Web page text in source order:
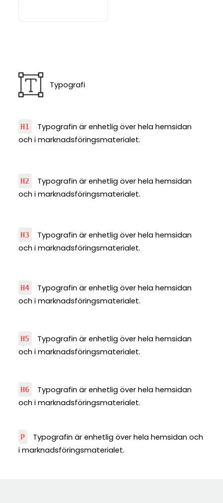
Typografi
H1
Typografin är enhetlig över hela hemsidan
och i marknadsföringsmaterialet.
H2
Typografin är enhetlig över hela hemsidan
och i marknadsföringsmaterialet.
H3
Typografin är enhetlig över hela hemsidan
och i marknadsföringsmaterialet.
H4
Typografin är enhetlig över hela hemsidan
och i marknadsföringsmaterialet.
H5
Typografin är enhetlig över hela hemsidan
och i marknadsföringsmaterialet.
H6
Typografin är enhetlig över hela hemsidan
och i marknadsföringsmaterialet.
P
Typografin är enhetlig över hela hemsidan och
i marknadsföringsmaterialet.